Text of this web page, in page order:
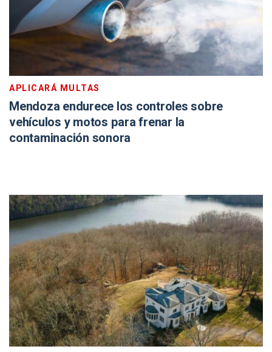
APLICARÁ MULTAS
Mendoza endurece los controles sobre
vehículos y motos para frenar la
contaminación sonora